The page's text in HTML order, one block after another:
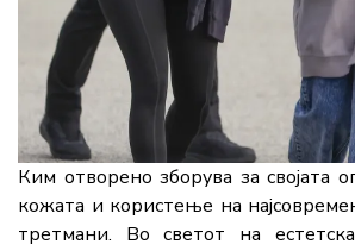
Ким отворено зборува за својата
кожата и користење на
третмани. Во светот на